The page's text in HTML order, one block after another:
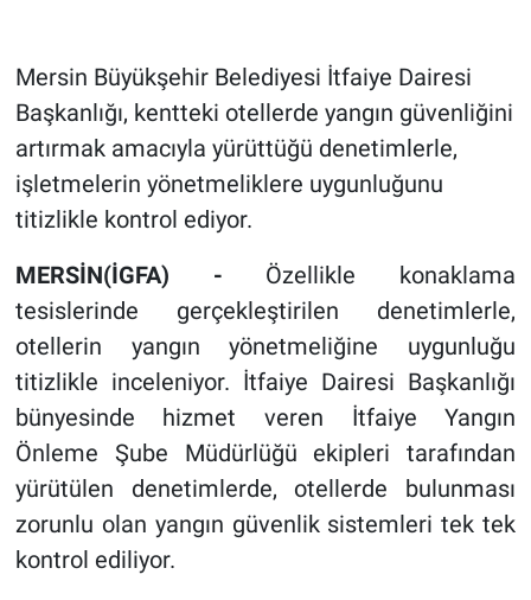
Mersin Büyükşehir Belediyesi İtfaiye Dairesi
Başkanlığı, kentteki otellerde yangın güvenliğini
artırmak amacıyla yürüttüğü denetimlerle,
işletmelerin yönetmeliklere uygunluğunu
titizlikle kontrol ediyor.
MERSİN(İGFA) - Özellikle konaklama
tesislerinde gerçekleştirilen denetimlerle,
otellerin yangın yönetmeliğine uygunluğu
titizlikle inceleniyor. İtfaiye Dairesi Başkanlığı
bünyesinde hizmet veren İtfaiye Yangın
Önleme Şube Müdürlüğü ekipleri tarafından
yürütülen denetimlerde, otellerde bulunması
zorunlu olan yangın güvenlik sistemleri tek tek
kontrol ediliyor.